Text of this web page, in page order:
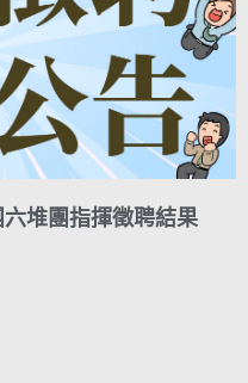
堆團指揮徵聘結果